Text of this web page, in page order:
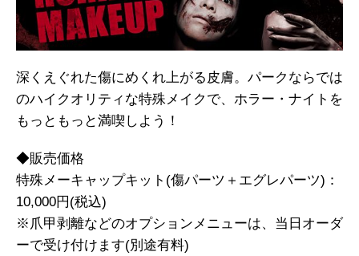
深くえぐれた傷にめくれ上がる皮膚。パークならでは
のハイクオリティな特殊メイクで、ホラー・ナイトを
もっともっと満喫しよう！
◆販売価格
特殊メーキャップキット(傷パーツ＋エグレパーツ)：
10,000円(税込)
※爪甲剥離などのオプションメニューは、当日オーダ
ーで受け付けます(別途有料)